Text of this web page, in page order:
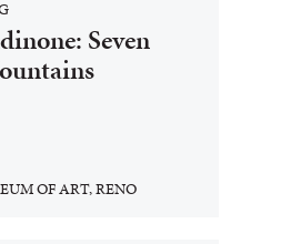
Seven
OF ART, RENO